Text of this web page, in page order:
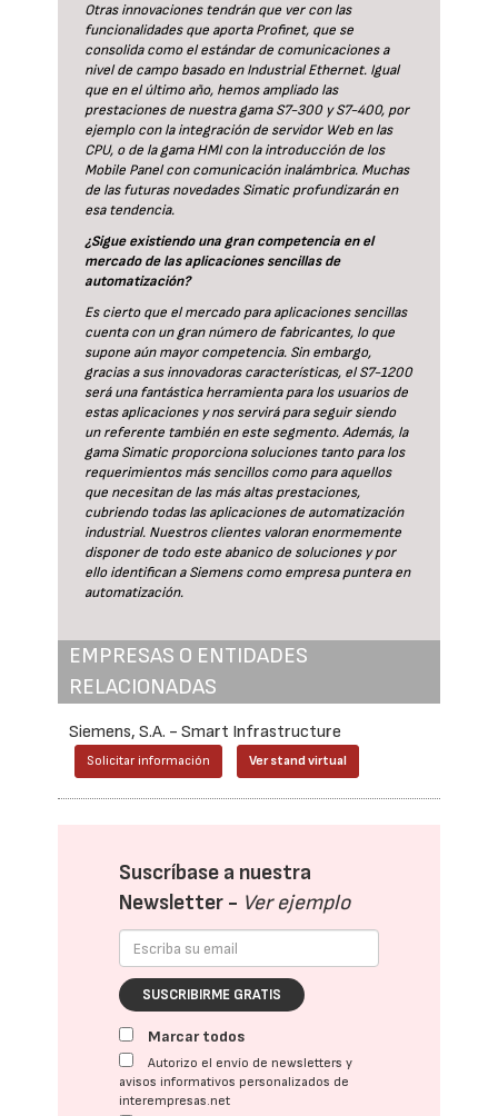
Otras innovaciones tendrán que ver con las
funcionalidades que aporta Profinet, que se
consolida como el estándar de comunicaciones a
nivel de campo basado en Industrial Ethernet. Igual
que en el último año, hemos ampliado las
prestaciones de nuestra gama S7-300 y S7-400, por
ejemplo con la integración de servidor Web en las
CPU, o de la gama HMI con la introducción de los
Mobile Panel con comunicación inalámbrica. Muchas
de las futuras novedades Simatic profundizarán en
esa tendencia.
¿Sigue existiendo una gran competencia en el
mercado de las aplicaciones sencillas de
automatización?
Es cierto que el mercado para aplicaciones sencillas
cuenta con un gran número de fabricantes, lo que
supone aún mayor competencia. Sin embargo,
gracias a sus innovadoras características, el S7-1200
será una fantástica herramienta para los usuarios de
estas aplicaciones y nos servirá para seguir siendo
un referente también en este segmento. Además, la
gama Simatic proporciona soluciones tanto para los
requerimientos más sencillos como para aquellos
que necesitan de las más altas prestaciones,
cubriendo todas las aplicaciones de automatización
industrial. Nuestros clientes valoran enormemente
disponer de todo este abanico de soluciones y por
ello identifican a Siemens como empresa puntera en
automatización.
EMPRESAS O ENTIDADES
RELACIONADAS
Siemens, S.A. - Smart Infrastructure
Solicitar información Ver stand virtual
Suscríbase a nuestra
Newsletter - Ver ejemplo
SUSCRIBIRME GRATIS
Marcar todos
Autorizo el envío de newsletters y
avisos informativos personalizados de
interempresas.net